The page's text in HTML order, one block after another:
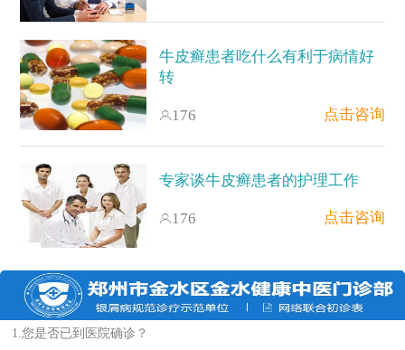
牛皮癣患者吃什么有利于病情好
转
176 点击咨询
专家谈牛皮癣患者的护理工作
176 点击咨询
1.您是否已到医院确诊？